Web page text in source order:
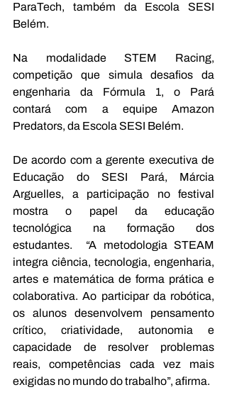
ParaTech, também da Escola SESI
Belém.
Na modalidade STEM Racing,
competição que simula desafios da
engenharia da Fórmula 1, o Pará
contará com a equipe Amazon
Predators, da Escola SESI Belém.
De acordo com a gerente executiva de
Educação do SESI Pará, Márcia
Arguelles, a participação no festival
mostra o papel da educação
tecnológica na formação dos
estudantes.  “A metodologia STEAM
integra ciência, tecnologia, engenharia,
artes e matemática de forma prática e
colaborativa. Ao participar da robótica,
os alunos desenvolvem pensamento
crítico, criatividade, autonomia e
capacidade de resolver problemas
reais, competências cada vez mais
exigidas no mundo do trabalho”, afirma.